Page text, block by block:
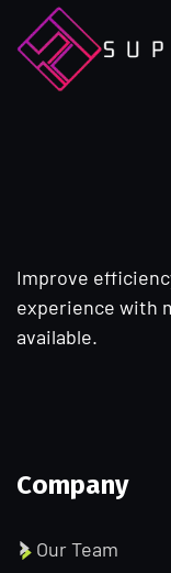
Improve
experience with
available.
Company
Our Team